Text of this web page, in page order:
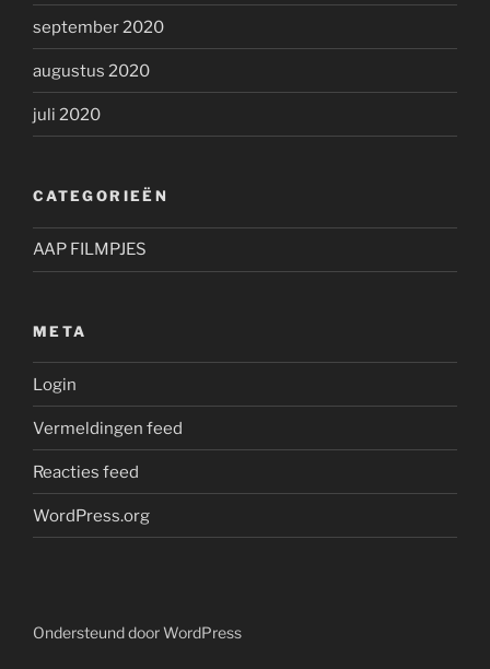
september 2020
augustus 2020
juli 2020
CATEGORIEËN
AAP FILMPJES
META
Login
Vermeldingen feed
Reacties feed
WordPress.org
Ondersteund door WordPress